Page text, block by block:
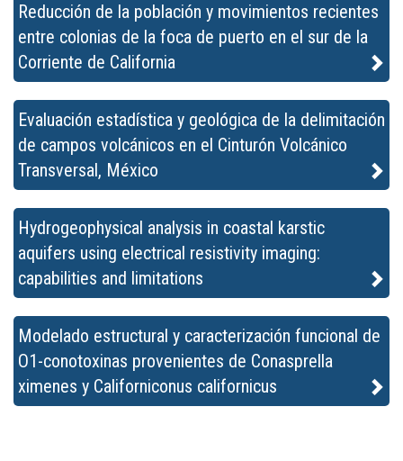
Reducción de la población y movimientos recientes
entre colonias de la foca de puerto en el sur de la
Corriente de California
Evaluación estadística y geológica de la delimitación
de campos volcánicos en el Cinturón Volcánico
Transversal, México
Hydrogeophysical analysis in coastal karstic
aquifers using electrical resistivity imaging:
capabilities and limitations
Modelado estructural y caracterización funcional de
O1-conotoxinas provenientes de Conasprella
ximenes y Californiconus californicus